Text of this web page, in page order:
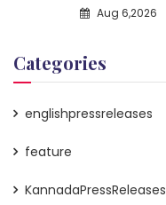
Aug 6,2026
Categories
englishpressreleases
feature
KannadaPressReleases